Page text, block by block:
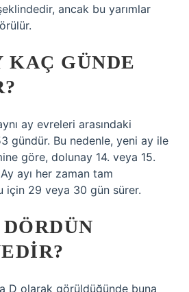
ancak bu yarımlar
KAÇ GÜNDE
ay evreleri arasındaki
gündür. Bu nedenle, yeni ay ile
göre, dolunay 14. veya 15.
ayı her zaman tam
için 29 veya 30 gün sürer.
D olarak görüldüğünde buna